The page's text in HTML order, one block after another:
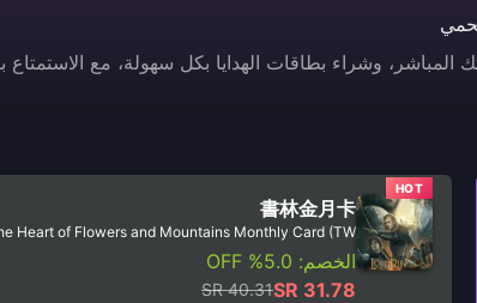
HOT
書林金月卡
Heart of Flowers and Mountains Monthly Card (TW)
الخصم: 5.0% OFF
SR 31.78
SR 40.31